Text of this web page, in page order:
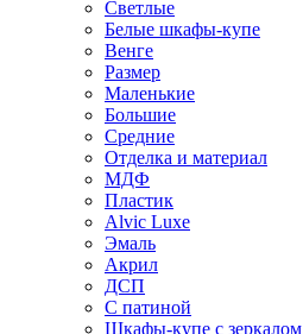
Светлые
Белые шкафы-купе
Венге
Размер
Маленькие
Большие
Средние
Отделка и материал
МДФ
Пластик
Alvic Luxe
Эмаль
Акрил
ДСП
С патиной
Шкафы-купе с зеркалом